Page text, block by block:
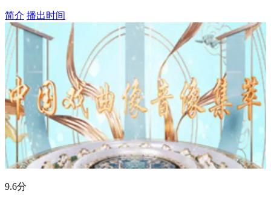
简介 播出时间
9.6分